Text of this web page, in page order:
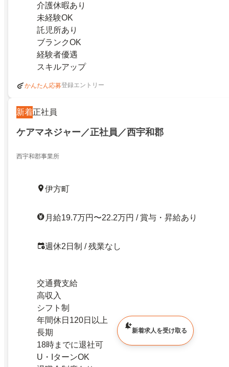
介護休暇あり
未経験OK
託児所あり
ブランクOK
経験者優遇
スキルアップ
かんたん応募登録エントリー
新着正社員
ケアマネジャー／正社員／西宇和郡
西宇和郡事業所
伊方町
月給19.7万円〜22.2万円 / 賞与・昇給あり
週休2日制 / 残業なし
交通費支給
高収入
シフト制
年間休日120日以上
長期
18時までに退社可
U・IターンOK
新着求人を受け取る